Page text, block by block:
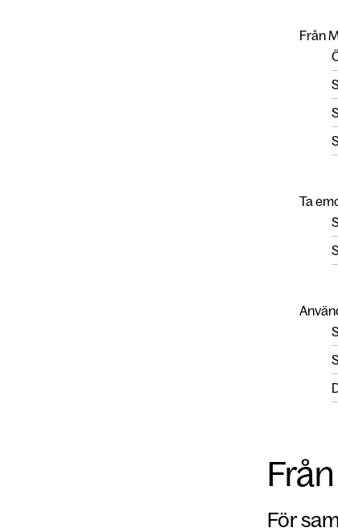
Från
Ta
För